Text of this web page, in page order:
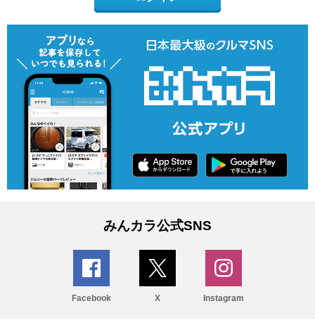
みんカラ公式SNS
Facebook X Instagram